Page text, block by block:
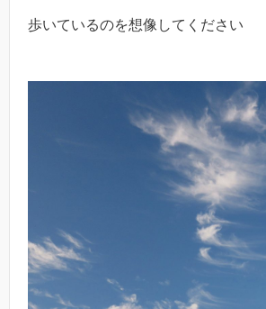
歩いているのを想像してください